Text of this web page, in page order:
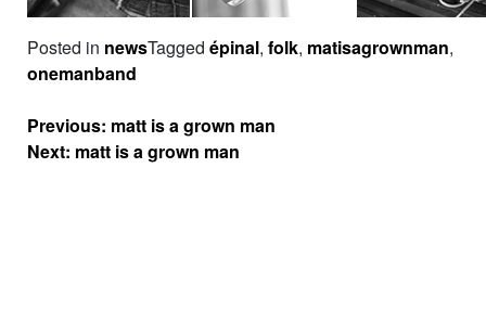
Posted in newsTagged épinal, folk, matisagrownman,
onemanband
Navigation
de
l’article
Previous: matt is a grown man
Next: matt is a grown man